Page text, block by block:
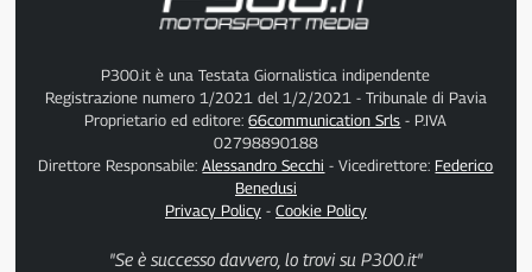
P300.it è una Testata Giornalistica indipendente
Registrazione numero 1/2021 del 1/2/2021 - Tribunale di Pavia
Proprietario ed editore:66communication Srls - P.IVA
02798890188
Direttore Responsabile:Alessandro Secchi - Vicedirettore: Federico
Benedusi
Privacy Policy- Cookie Policy
"Se è successo davvero, lo trovi su P300.it"